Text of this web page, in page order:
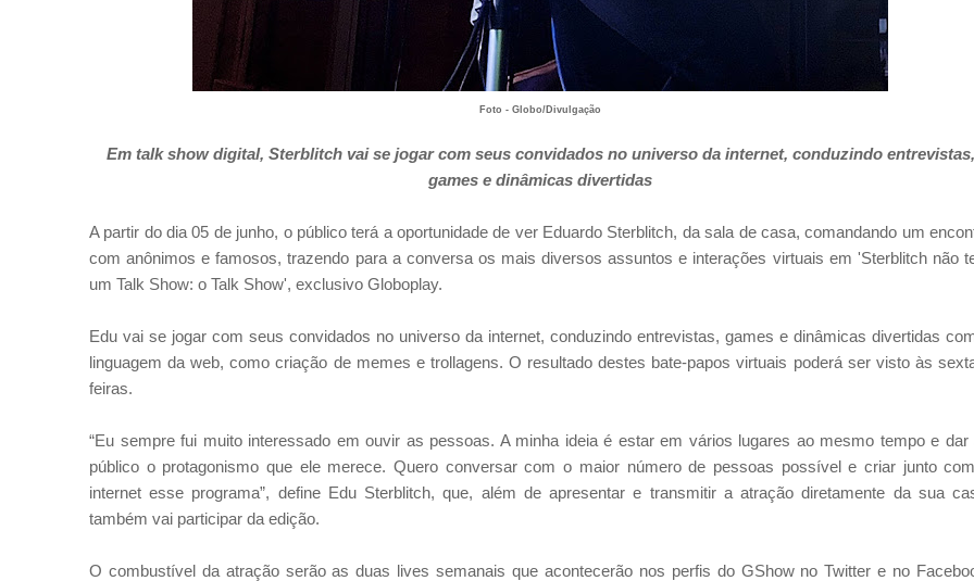
Foto - Globo/Divulgação
Em talk show digital, Sterblitch vai se jogar com seus convidados no universo da internet, conduzindo entrevistas,
games e dinâmicas divertidas
A partir do dia 05 de junho, o público terá a oportunidade de ver Eduardo Sterblitch, da sala de casa, comandando um
com anônimos e famosos, trazendo para a conversa os mais diversos assuntos e interações virtuais em 'Sterblitch não
um Talk Show: o Talk Show', exclusivo Globoplay.
Edu vai se jogar com seus convidados no universo da internet, conduzindo entrevistas, games e dinâmicas divertidas
linguagem da web, como criação de memes e trollagens. O resultado destes bate-papos virtuais poderá ser visto às
feiras.
“Eu sempre fui muito interessado em ouvir as pessoas. A minha ideia é estar em vários lugares ao mesmo tempo e dar
público o protagonismo que ele merece. Quero conversar com o maior número de pessoas possível e criar junto
internet esse programa”, define Edu Sterblitch, que, além de apresentar e transmitir a atração diretamente da sua
também vai participar da edição.
O combustível da atração serão as duas lives semanais que acontecerão nos perfis do GShow no Twitter e no